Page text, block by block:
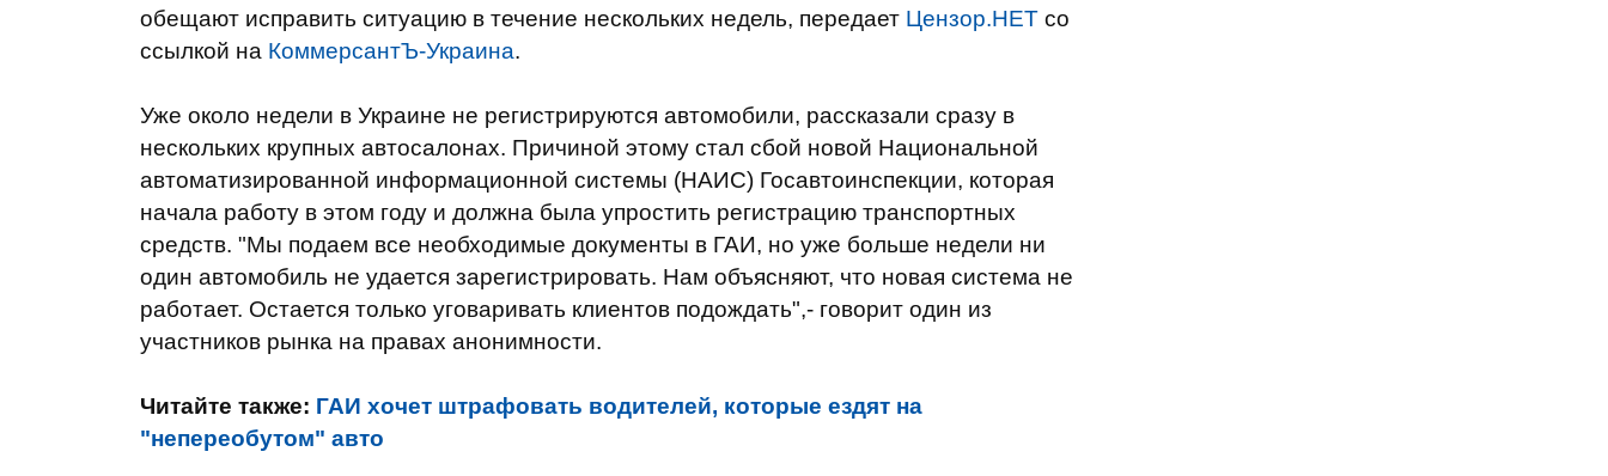
обещают исправить ситуацию в течение нескольких недель, передает Цензор.НЕТ со
ссылкой на КоммерсантЪ-Украина.
Уже около недели в Украине не регистрируются автомобили, рассказали сразу в
нескольких крупных автосалонах. Причиной этому стал сбой новой Национальной
автоматизированной информационной системы (НАИС) Госавтоинспекции, которая
начала работу в этом году и должна была упростить регистрацию транспортных
средств. "Мы подаем все необходимые документы в ГАИ, но уже больше недели ни
один автомобиль не удается зарегистрировать. Нам объясняют, что новая система не
работает. Остается только уговаривать клиентов подождать",- говорит один из
участников рынка на правах анонимности.
Читайте также: ГАИ хочет штрафовать водителей, которые ездят на
"непереобутом" авто